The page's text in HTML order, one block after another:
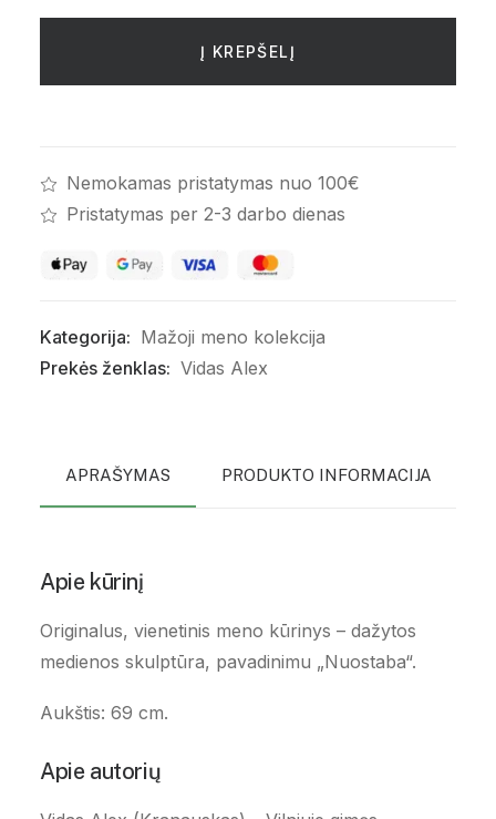
Skulptūra
Į KREPŠELĮ
Nemokamas pristatymas nuo 100€
Pristatymas per 2-3 darbo dienas
Kategorija: Mažoji meno kolekcija
Prekės ženklas: Vidas Alex
APRAŠYMAS PRODUKTO INFORMACIJA
Apie kūrinį
Originalus, vienetinis meno kūrinys – dažytos
medienos skulptūra, pavadinimu „Nuostaba“.
Aukštis: 69 cm.
Apie autorių